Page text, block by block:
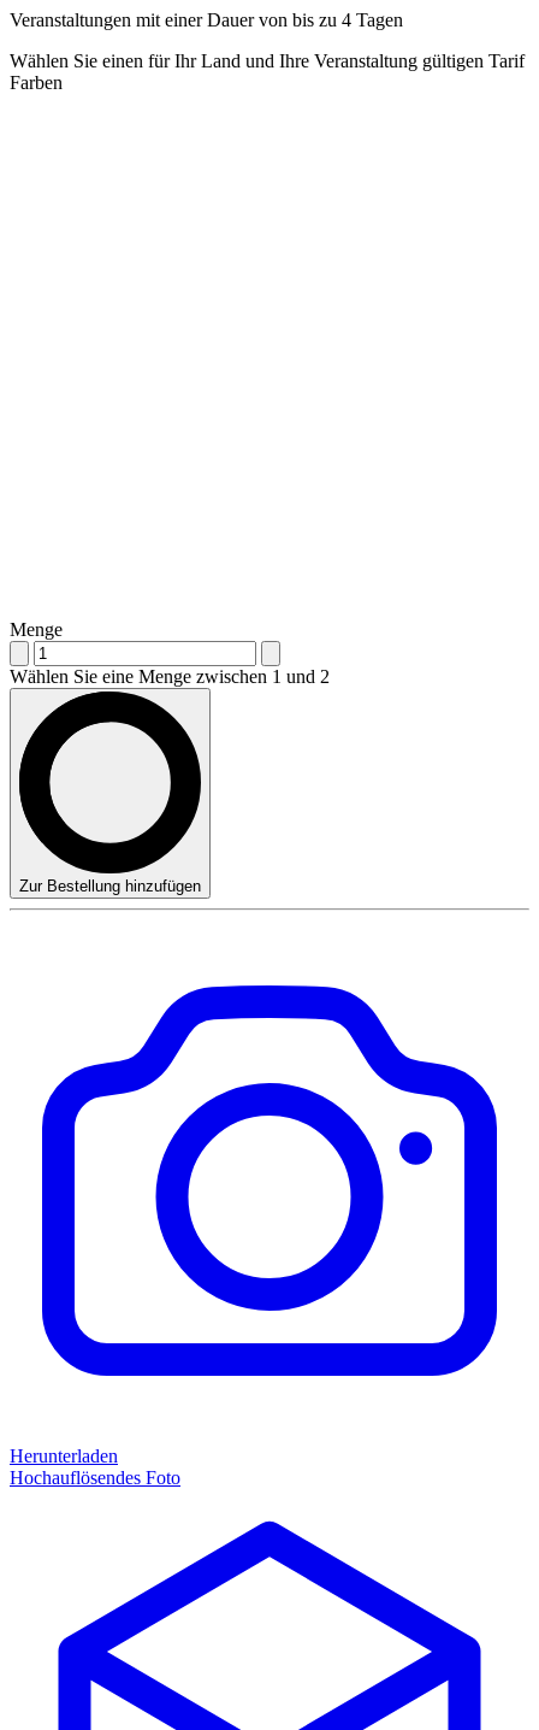
Veranstaltungen mit einer Dauer von bis zu 4 Tagen
Wählen Sie einen für Ihr Land und Ihre Veranstaltung gültigen Tarif
Farben
Menge
Wählen Sie eine Menge zwischen 1 und 2
Zur Bestellung hinzufügen
Herunterladen
Hochauflösendes Foto